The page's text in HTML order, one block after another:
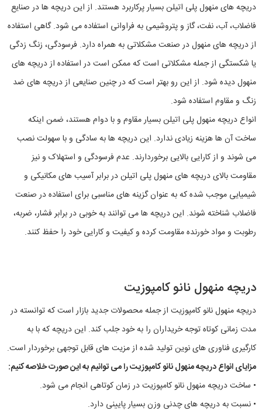
دریچه های منهول پلی اتیلن بسیار پرکاربرد هستند. از این دریچه ها در صنایع
فاضلاب، آب، نفت، گاز و پتروشیمی به فراوانی استفاده می شود. گاهی استفاده
از دریچه های منهول در صنعت مشکلاتی به همراه دارد. فرسودگی، زنگ زدگی
یا شکستگی از جمله مشکلاتی است که ممکن است در استفاده از دریچه های
منهول دیده شود. از این رو بهتر است که در چنین صنایعی از دریچه های ضد
زنگ و مقاوم استفاده شود.
انواع دریچه منهول پلی اتیلن بسیار مقاوم و با دوام هستند، ضمن اینکه
ساخت آن ها هزینه زیادی ندارد. این دریچه ها به سادگی و با سهولت نصب
می شوند و از کارایی بالایی برخوردارند. عدم فرسودگی و استهلاک و نیز
مقاومت بالای دریچه های منهول پلی اتیلن در برابر آسیب های مکانیکی و
شیمیایی موجب شده که به عنوان گزینه های مناسبی برای استفاده در صنعت
فاضلاب شناخته شوند. این دریچه ها می توانند به خوبی در برابر فشار، ضربه،
رطوبت و مواد خورنده مقاومت کرده و کیفیت و کارایی خود را حفظ کنند.
دریچه منهول نانو کامپوزیت
دریچه منهول نانو کامپوزیت از جمله محصولات جدید بازار است که توانسته در
مدت زمانی کوتاه توجه خریداران را به خود جلب کند. این دریچه که با به
کارگیری فناوری های نوین تولید شده از مزیت های قابل توجهی برخوردار است.
مزایای انواع دریچه منهول نانو کامپوزیت را می توانیم به این صورت خلاصه کنیم:
• ساخت دریچه منهول نانو کامپوزیت در زمان کوتاهی انجام می شود.
• نسبت به دریچه های چدنی وزن بسیار پایینی دارد.